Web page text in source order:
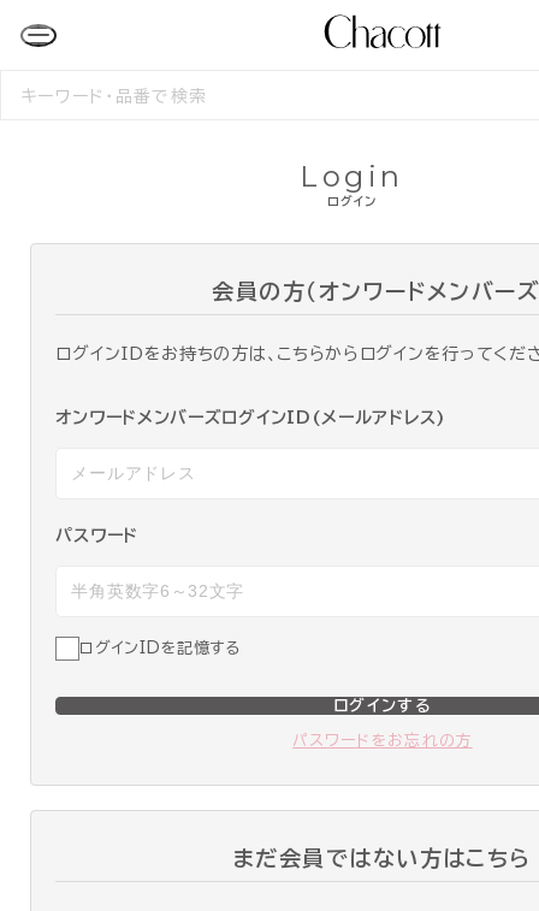
検
ログイン
Login
会員の方（オンワードメンバーズ
ログインIDをお持ちの方は、こちらからログインを行ってくだ
オンワードメンバーズログインID(メールアドレス)
パスワード
ログインIDを記憶する
ログインする
パスワードをお忘れの方
まだ会員ではない方はこちら